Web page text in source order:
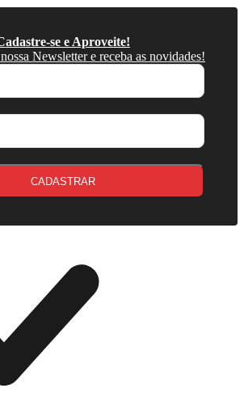
se e Aproveite!
Newsletter e receba as novidades!
CADASTRAR